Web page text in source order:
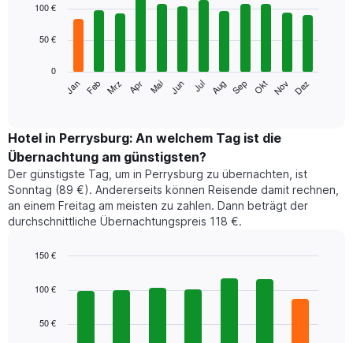
chart
bars.
folgende
den
durchschnittlichen
Zimmerpreis
im
jeweiligen
Monat
an.
Diagramm
die
graphic.
Jan Feb Mrz Apr Mai Jun Jul Aug Sep Okt Nov Dez
0
50 €
100 €
Hotel in Perrysburg: An welchem Tag ist die
Übernachtung am günstigsten?
Der günstigste Tag, um in Perrysburg zu übernachten, ist
Sonntag (89 €). Andererseits können Reisende damit rechnen,
an einem Freitag am meisten zu zahlen. Dann beträgt der
durchschnittliche Übernachtungspreis 118 €.
chart
bars.
50 €
100 €
150 €